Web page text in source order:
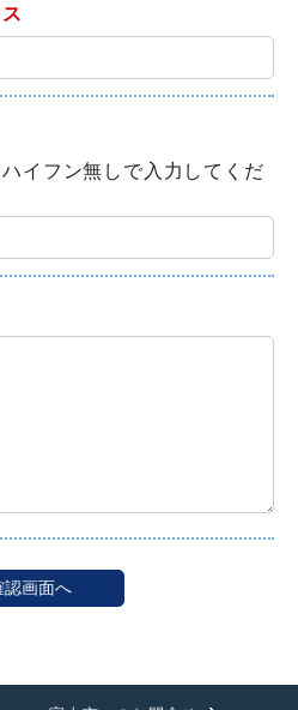
イフン無しで入力してくだ